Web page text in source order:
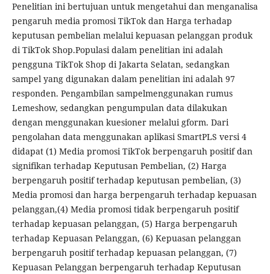
Penelitian ini bertujuan untuk mengetahui dan menganalisa
pengaruh media promosi TikTok dan Harga terhadap
keputusan pembelian melalui kepuasan pelanggan produk
di TikTok Shop.Populasi dalam penelitian ini adalah
pengguna TikTok Shop di Jakarta Selatan, sedangkan
sampel yang digunakan dalam penelitian ini adalah 97
responden. Pengambilan sampelmenggunakan rumus
Lemeshow, sedangkan pengumpulan data dilakukan
dengan menggunakan kuesioner melalui gform. Dari
pengolahan data menggunakan aplikasi SmartPLS versi 4
didapat (1) Media promosi TikTok berpengaruh positif dan
signifikan terhadap Keputusan Pembelian, (2) Harga
berpengaruh positif terhadap keputusan pembelian, (3)
Media promosi dan harga berpengaruh terhadap kepuasan
pelanggan,(4) Media promosi tidak berpengaruh positif
terhadap kepuasan pelanggan, (5) Harga berpengaruh
terhadap Kepuasan Pelanggan, (6) Kepuasan pelanggan
berpengaruh positif terhadap kepuasan pelanggan, (7)
Kepuasan Pelanggan berpengaruh terhadap Keputusan